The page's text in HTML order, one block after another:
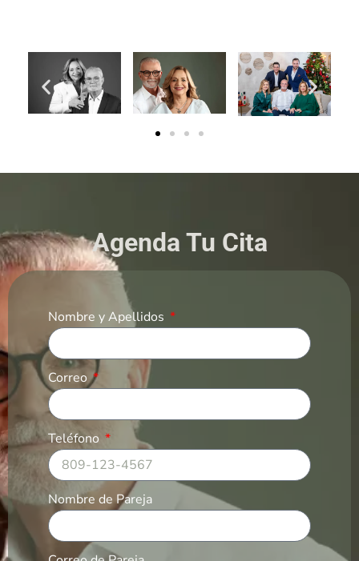
Agenda Tu Cita
Nombre y Apellidos
Correo
Teléfono
Nombre de Pareja